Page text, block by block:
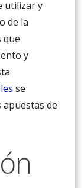
utilizar y
de la
que
y
se
de